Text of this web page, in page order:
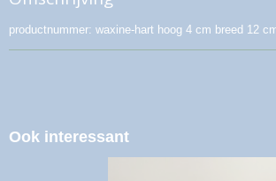
productnummer: waxine-hart hoog 4 cm breed 12
Ook interessant